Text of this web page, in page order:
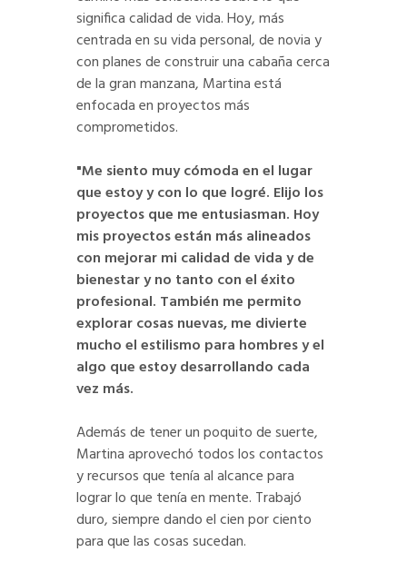
significa calidad de vida. Hoy, más
centrada en su vida personal, de novia y
con planes de construir una cabaña cerca
de la gran manzana, Martina está
enfocada en proyectos más
comprometidos.
"Me siento muy cómoda en el lugar
que estoy y con lo que logré. Elijo los
proyectos que me entusiasman. Hoy
mis proyectos están más alineados
con mejorar mi calidad de vida y de
bienestar y no tanto con el éxito
profesional. También me permito
explorar cosas nuevas, me divierte
mucho el estilismo para hombres y el
algo que estoy desarrollando cada
vez más.
Además de tener un poquito de suerte,
Martina aprovechó todos los contactos
y recursos que tenía al alcance para
lograr lo que tenía en mente. Trabajó
duro, siempre dando el cien por ciento
para que las cosas sucedan.